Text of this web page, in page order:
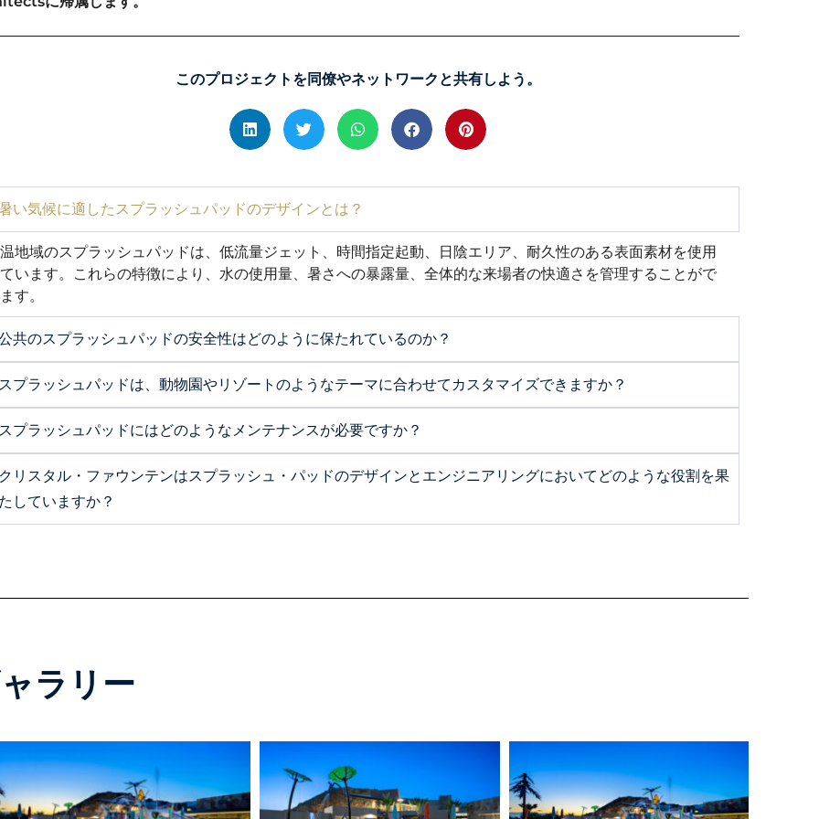
このプロジェクトを同僚やネットワークと共有しよう。
い気候に適したスプラッシュパッドのデザインとは？
地域のスプラッシュパッドは、低流量ジェット、時間指定起動、日陰エリア、耐久性のある表面素材を使用
います。これらの特徴により、水の使用量、暑さへの暴露量、全体的な来場者の快適さを管理することがで
す。
共のスプラッシュパッドの安全性はどのように保たれているのか？
プラッシュパッドは、動物園やリゾートのようなテーマに合わせてカスタマイズできますか？
プラッシュパッドにはどのようなメンテナンスが必要ですか？
リスタル・ファウンテンはスプラッシュ・パッドのデザインとエンジニアリングにおいてどのような役割を果
していますか？
ラリー